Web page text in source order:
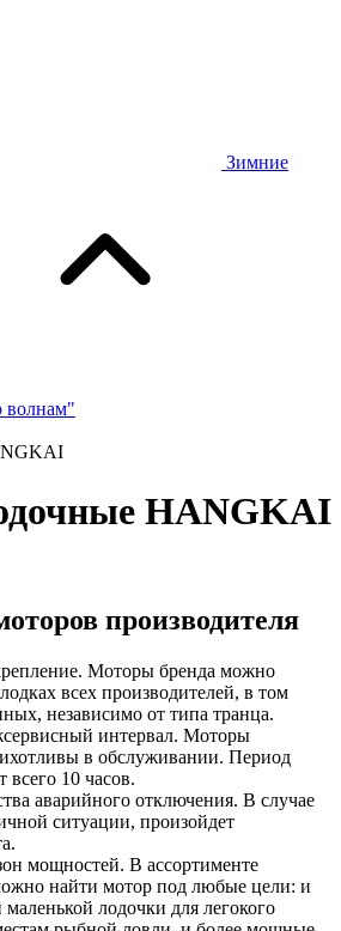
Зимние
волнам"
HANGKAI
производителя
Моторы бренда можно
всех производителей, в том
независимо от типа транца.
интервал. Моторы
в обслуживании. Период
всего 10 часов.
аварийного отключения. В случае
ситуации, произойдет
мощностей. В ассортименте
найти мотор под любые цели: и
лодочки для легокого